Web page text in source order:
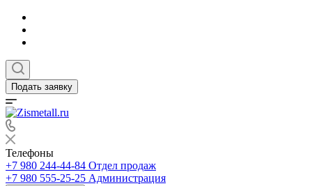
Подать заявку
Телефоны
+7 980 244-44-84 Отдел продаж
+7 980 555-25-25 Администрация